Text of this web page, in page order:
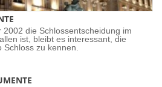
die Schlossentscheidung im
ist, bleibt es interessant, die
Schloss zu kennen.